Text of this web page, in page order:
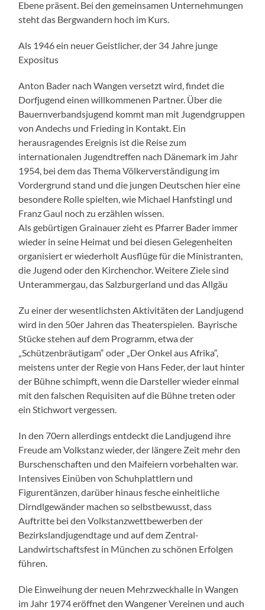
Ebene präsent. Bei den gemeinsamen Unternehmungen
steht das Bergwandern hoch im Kurs.
Als 1946 ein neuer Geistlicher, der 34 Jahre junge
Expositus
Anton Bader nach Wangen versetzt wird, findet die
Dorfjugend einen willkommenen Partner. Über die
Bauernverbandsjugend kommt man mit Jugendgruppen
von Andechs und Frieding in Kontakt. Ein
herausragendes Ereignis ist die Reise zum
internationalen Jugendtreffen nach Dänemark im Jahr
1954, bei dem das Thema Völkerverständigung im
Vordergrund stand und die jungen Deutschen hier eine
besondere Rolle spielten, wie Michael Hanfstingl und
Franz Gaul noch zu erzählen wissen.
Als gebürtigen Grainauer zieht es Pfarrer Bader immer
wieder in seine Heimat und bei diesen Gelegenheiten
organisiert er wiederholt Ausflüge für die Ministranten,
die Jugend oder den Kirchenchor. Weitere Ziele sind
Unterammergau, das Salzburgerland und das Allgäu
Zu einer der wesentlichsten Aktivitäten der Landjugend
wird in den 50er Jahren das Theaterspielen. Bayrische
Stücke stehen auf dem Programm, etwa der
„Schützenbräutigam“ oder „Der Onkel aus Afrika“,
meistens unter der Regie von Hans Feder, der laut hinter
der Bühne schimpft, wenn die Darsteller wieder einmal
mit den falschen Requisiten auf die Bühne treten oder
ein Stichwort vergessen.
In den 70ern allerdings entdeckt die Landjugend ihre
Freude am Volkstanz wieder, der längere Zeit mehr den
Burschenschaften und den Maifeiern vorbehalten war.
Intensives Einüben von Schuhplattlern und
Figurentänzen, darüber hinaus fesche einheitliche
Dirndlgewänder machen so selbstbewusst, dass
Auftritte bei den Volkstanzwettbewerben der
Bezirkslandjugendtage und auf dem Zentral-
Landwirtschaftsfest in München zu schönen Erfolgen
führen.
Die Einweihung der neuen Mehrzweckhalle in Wangen
im Jahr 1974 eröffnet den Wangener Vereinen und auch